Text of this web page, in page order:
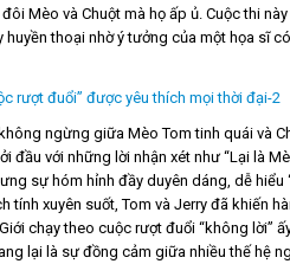
Mèo và Chuột mà họ ấp ủ. Cuộc thi
huyền thoại nhờ ý tưởng của một họa sĩ
ngừng giữa Mèo Tom tinh quái và
đầu với những lời nhận xét như “Lại là
sự hóm hỉnh đầy duyên dáng, dễ hiểu
tính xuyên suốt, Tom và Jerry đã khiến
chạy theo cuộc rượt đuổi “không lời”
lại là sự đồng cảm giữa nhiều thế hệ